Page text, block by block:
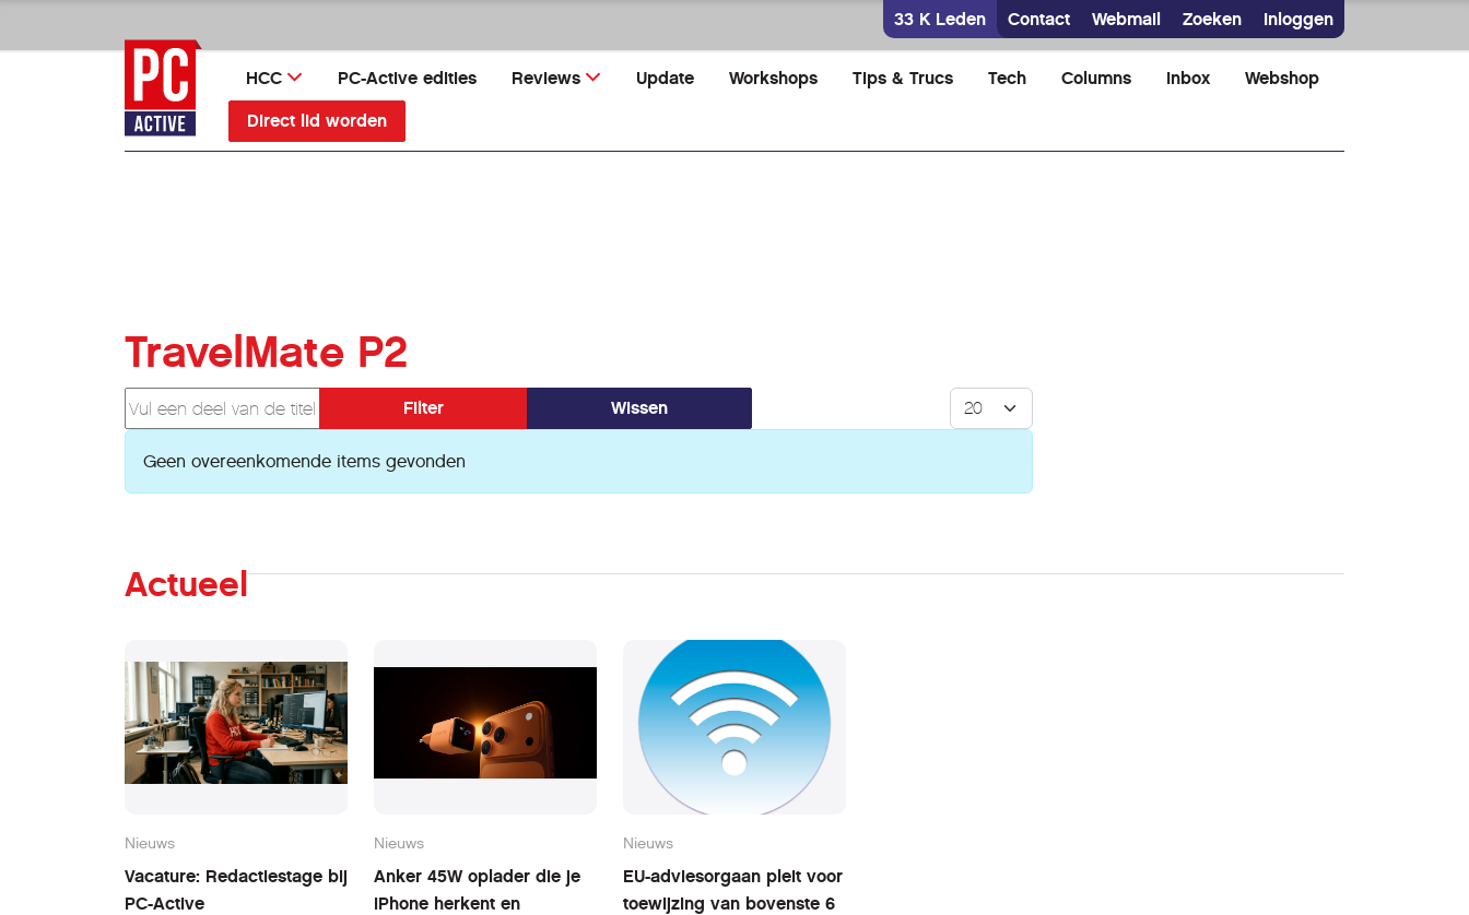
direct
naar
inhoud
33 K Leden Contact Webmail Zoeken Inloggen
HCC PC-Active edities Reviews Update Workshops Tips & Trucs Tech Columns Inbox Webshop
Direct lid worden
TravelMate P2
Vul een deel van de titel in Filter Wissen Toon #
Informatie
Geen overeenkomende items gevonden
Actueel
Nieuws
Vacature: Redactiestage bij
PC-Active
Nieuws
Anker 45W oplader die je
iPhone herkent en
Nieuws
EU-adviesorgaan pleit voor
toewijzing van bovenste 6